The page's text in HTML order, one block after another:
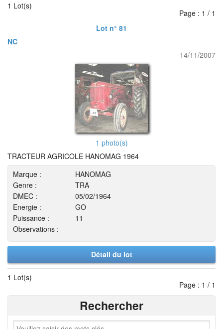
1 Lot(s)
Page : 1 / 1
Lot n° 81
NC
14/11/2007
1 photo(s)
TRACTEUR AGRICOLE HANOMAG 1964
Marque :
HANOMAG
Genre :
TRA
DMEC :
05/02/1964
Energie :
GO
Puissance :
11
Observations :
Détail du lot
1 Lot(s)
Page : 1 / 1
Rechercher